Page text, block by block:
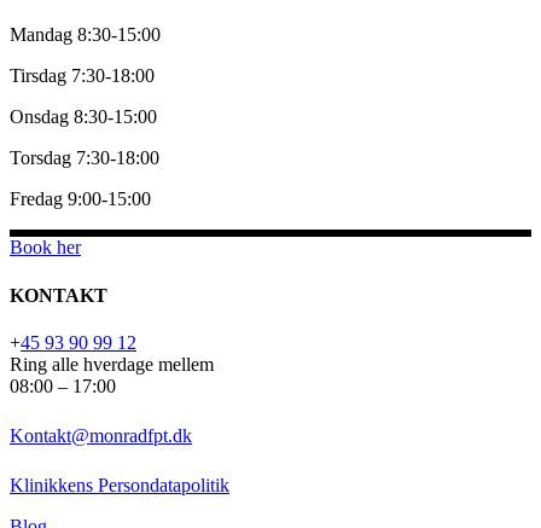
Mandag 8:30-15:00
Tirsdag 7:30-18:00
Onsdag 8:30-15:00
Torsdag 7:30-18:00
Fredag 9:00-15:00
Book her
KONTAKT
+45 93 90 99 12
Ring alle hverdage mellem
08:00 – 17:00
Kontakt@monradfpt.dk
Klinikkens Persondatapolitik